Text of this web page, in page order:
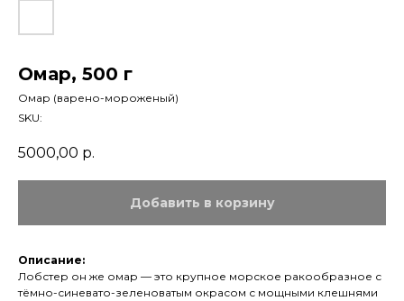
Омар, 500 г
Омар (варено-мороженый)
SKU:
5000,00 р.
Добавить в корзину
Описание:
Лобстер он же омар — это крупное морское ракообразное с
тёмно-синевато-зеленоватым окрасом с мощными клешнями